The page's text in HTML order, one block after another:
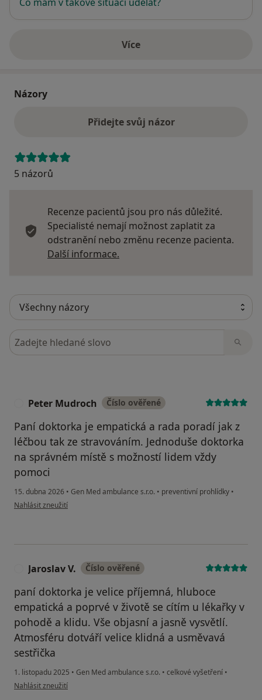
Víceo adrese
Názory
Přidejte svůj názor
5 názorů
Recenze pacientů jsou pro nás důležité.
Specialisté nemají možnost zaplatit za
odstranění nebo změnu recenze pacienta.
Další informace.
Hledejte v názorech
Peter Mudroch Číslo ověřené
Paní doktorka je empatická a rada poradí jak z
léčbou tak ze stravováním. Jednoduše doktorka
na správném místě s možností lidem vždy
pomoci
15. dubna 2026 • Gen Med ambulance s.r.o. • preventivní prohlídky •
podle názoru uživatele Peter Mudroch
Nahlásit zneužití
Jaroslav V. Číslo ověřené
paní doktorka je velice příjemná, hluboce
empatická a poprvé v životě se cítím u lékařky v
pohodě a klidu. Vše objasní a jasně vysvětlí.
Atmosféru dotváří velice klidná a usměvavá
sestřička
1. listopadu 2025 • Gen Med ambulance s.r.o. • celkové vyšetření •
podle názoru uživatele Jaroslav V.
Nahlásit zneužití